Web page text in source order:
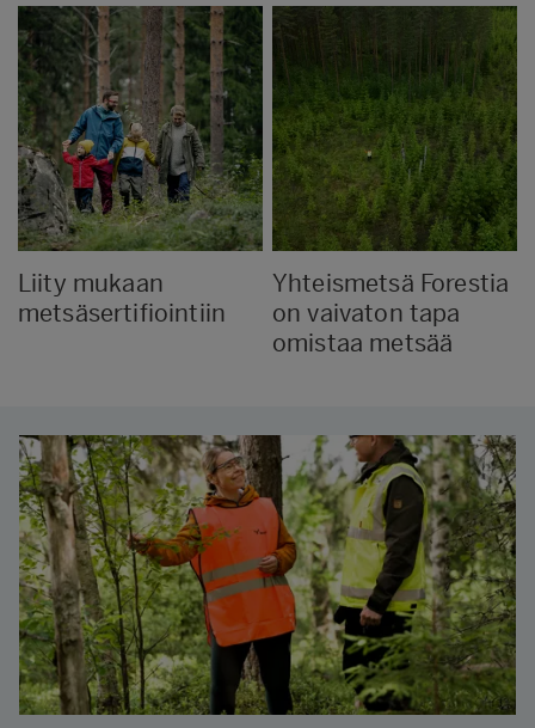
Liity mukaan
metsäsertifiointiin
Yhteismetsä Forestia
on vaivaton tapa
omistaa metsää